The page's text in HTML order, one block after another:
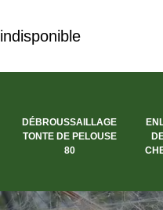
indisponible
DÉBROUSSAILLAGE
TONTE DE PELOUSE
80